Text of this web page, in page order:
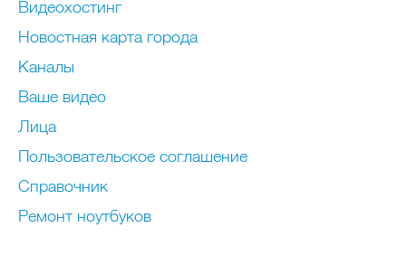
Видеохостинг
Новостная карта города
Каналы
Ваше видео
Лица
Пользовательское соглашение
Справочник
Ремонт нoутбуков